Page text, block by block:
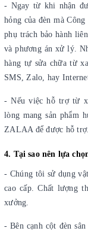
- Ngay từ khi nhận
hỏng của đèn mà
phụ trách bảo hành
và phương án xử lý.
hàng tự sửa chữa từ
SMS, Zalo, hay
- Nếu việc hỗ trợ từ
lòng mang sản phẩm
ZALAA để được hỗ trợ.
4. Tại sao nên lựa
- Chúng tôi sử dụng
cao cấp. Chất lượng
xưởng.
- Bên cạnh cột đèn